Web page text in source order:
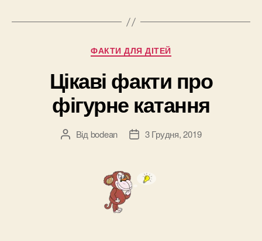
Категорії
ФАКТИ ДЛЯ ДІТЕЙ
Цікаві факти про
фігурне катання
Автор
Від bodean
Дата3 Грудня, 2019